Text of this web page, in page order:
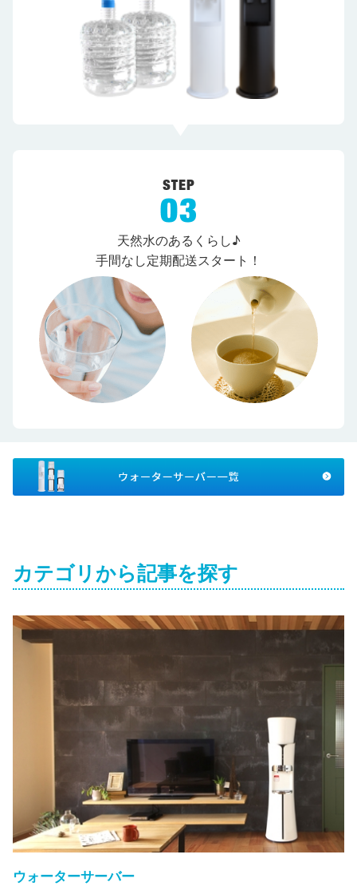
天然水のあるくらし♪
手間なし定期配送スタート！
カテゴリから記事を探す
ウォーターサーバー